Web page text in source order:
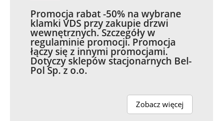
Promocja rabat -50% na wybrane
klamki VDS przy zakupie drzwi
wewnętrznych. Szczegóły w
regulaminie promocji. Promocja
łączy się z innymi promocjami.
Dotyczy sklepów stacjonarnych Bel-
Pol Sp. z o.o.
Zobacz więcej